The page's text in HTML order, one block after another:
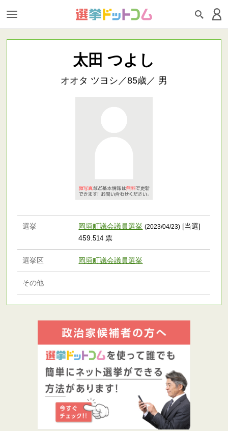
太田 つよし
オオタ ツヨシ／85歳／ 男
選挙 岡垣町議会議員選挙 (2023/04/23) [当選]
459.514 票
選挙区 岡垣町議会議員選挙
その他